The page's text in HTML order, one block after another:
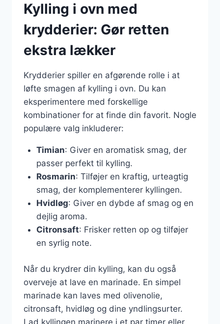
Kylling i ovn med
krydderier: Gør retten
ekstra lækker
Krydderier spiller en afgørende rolle i at
løfte smagen af kylling i ovn. Du kan
eksperimentere med forskellige
kombinationer for at finde din favorit. Nogle
populære valg inkluderer:
Timian: Giver en aromatisk smag, der
passer perfekt til kylling.
Rosmarin: Tilføjer en kraftig, urteagtig
smag, der komplementerer kyllingen.
Hvidløg: Giver en dybde af smag og en
dejlig aroma.
Citronsaft: Frisker retten op og tilføjer
en syrlig note.
Når du krydrer din kylling, kan du også
overveje at lave en marinade. En simpel
marinade kan laves med olivenolie,
citronsaft, hvidløg og dine yndlingsurter.
Lad kyllingen marinere i et par timer eller